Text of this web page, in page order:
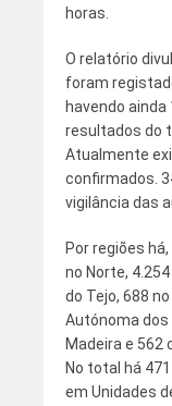
horas.
O relatório
foram
havendo
resultados do
Atualmente
confirmados.
vigilância das
Por regiões
no Norte,
do Tejo, 688
Autónoma dos
Madeira e 562
No total há
em Unidades